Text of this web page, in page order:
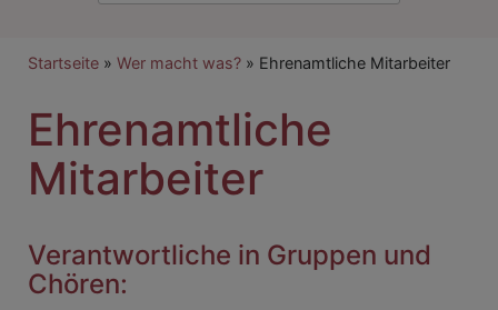
Breadcrumb
Startseite Wer macht was? Ehrenamtliche Mitarbeiter
Ehrenamtliche
Mitarbeiter
Verantwortliche in Gruppen und
Chören: